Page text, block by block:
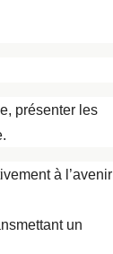
présenter les
à l’avenir
un